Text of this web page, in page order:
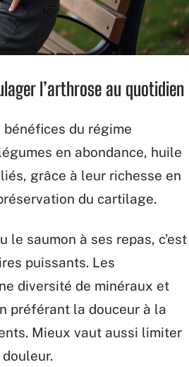
l’arthrose au quotidien
bénéfices du régime
en abondance, huile
grâce à leur richesse en
du cartilage.
le saumon à ses repas, c’est
puissants. Les
diversité de minéraux et
préférant la douceur à la
Mieux vaut aussi limiter